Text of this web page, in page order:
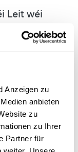
Anzeigen zu
anbieten
zu
zu Ihrer
Partner für
Leit wéi